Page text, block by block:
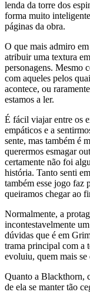
lenda da torre dos
forma muito
páginas da obra.
O que mais admiro
atribuir uma textura
personagens. Mesmo
com aqueles pelos
acontece, ou
estamos a ler.
É fácil viajar entre os
empáticos e a
sente, mas também é
querermos esmagar
certamente não foi
história. Tanto senti
também esse jogo faz
queiramos chegar ao
Normalmente, a
incontestavelmente
dúvidas que é em
trama principal com a
evoluiu, quem mais
Quanto a Blackthorn,
de ela se manter tão